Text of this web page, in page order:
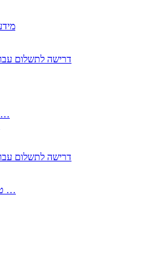
2355 דרישה
, התעשייה , פיצויי מס רכוש בגין נזק עקיף לענפי המסחר החקלאות …
2355 דרישה
2513-2 טופס חדש הצהרה על העברה לחול הפטורה ממס בברכה גק …